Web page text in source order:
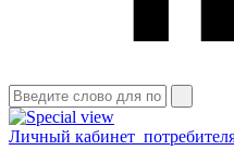
Личный кабинет